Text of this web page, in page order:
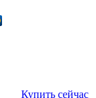
Купить сейчас